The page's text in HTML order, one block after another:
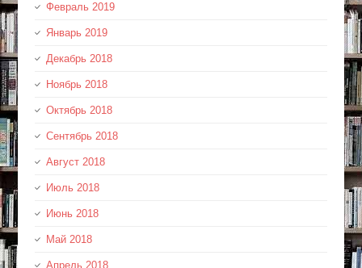
Февраль 2019
Январь 2019
Декабрь 2018
Ноябрь 2018
Октябрь 2018
Сентябрь 2018
Август 2018
Июль 2018
Июнь 2018
Май 2018
Апрель 2018